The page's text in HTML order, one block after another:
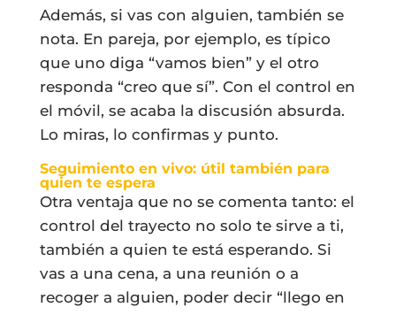
Además, si vas con alguien, también se
nota. En pareja, por ejemplo, es típico
que uno diga “vamos bien” y el otro
responda “creo que sí”. Con el control en
el móvil, se acaba la discusión absurda.
Lo miras, lo confirmas y punto.
Seguimiento en vivo: útil también para
quien te espera
Otra ventaja que no se comenta tanto: el
control del trayecto no solo te sirve a ti,
también a quien te está esperando. Si
vas a una cena, a una reunión o a
recoger a alguien, poder decir “llego en